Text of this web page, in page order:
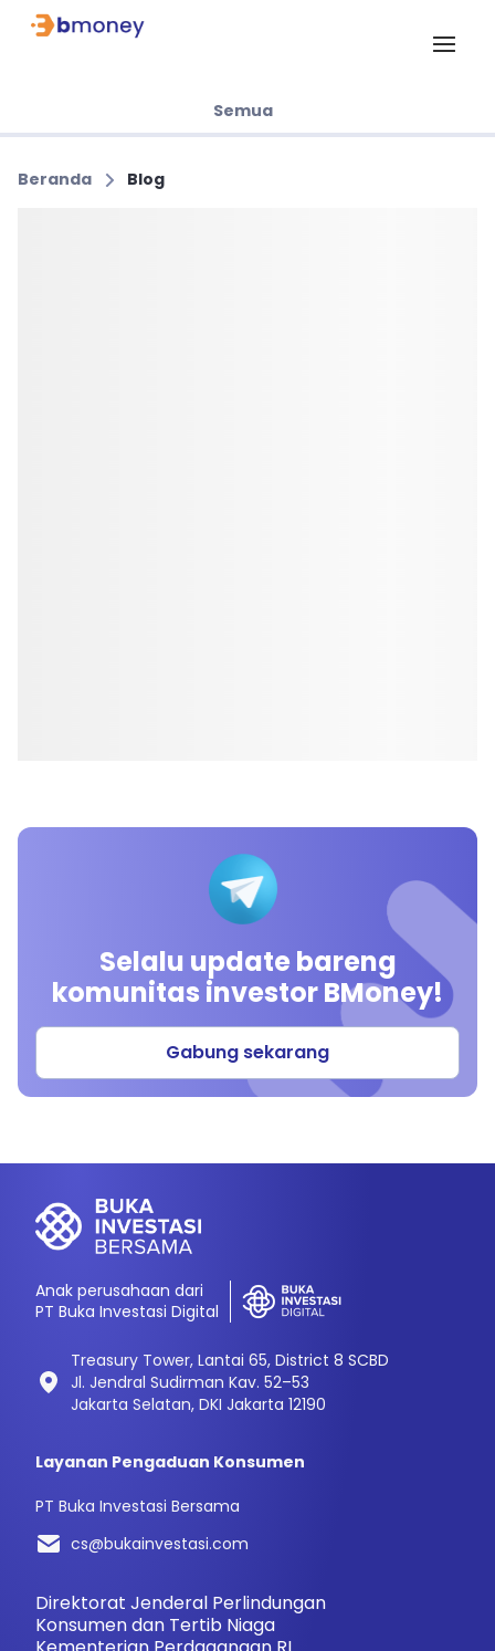
Semua
Beranda Blog
Selalu update bareng
komunitas investor BMoney!
Gabung sekarang
Anak perusahaan dari
PT Buka Investasi Digital
Treasury Tower, Lantai 65, District 8 SCBD
Jl. Jendral Sudirman Kav. 52–53
Jakarta Selatan, DKI Jakarta 12190
Layanan Pengaduan Konsumen
PT Buka Investasi Bersama
cs@bukainvestasi.com
Direktorat Jenderal Perlindungan
Konsumen dan Tertib Niaga